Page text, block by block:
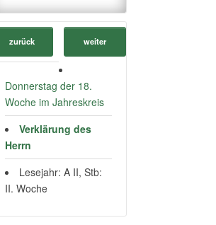
zurück weiter
Donnerstag der 18.
Woche im Jahreskreis
Verklärung des
Herrn
Lesejahr: A II, Stb:
II. Woche